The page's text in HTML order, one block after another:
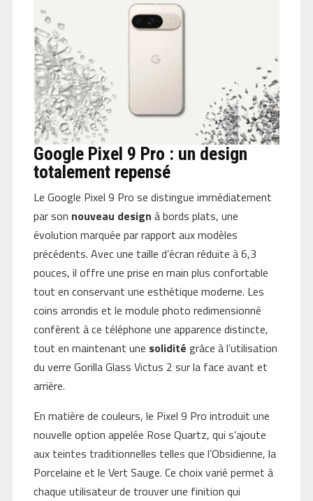
Google Pixel 9 Pro : un design
totalement repensé
Le Google Pixel 9 Pro se distingue immédiatement
par son nouveau design à bords plats, une
évolution marquée par rapport aux modèles
précédents. Avec une taille d’écran réduite à 6,3
pouces, il offre une prise en main plus confortable
tout en conservant une esthétique moderne. Les
coins arrondis et le module photo redimensionné
confèrent à ce téléphone une apparence distincte,
tout en maintenant une solidité grâce à l’utilisation
du verre Gorilla Glass Victus 2 sur la face avant et
arrière.
En matière de couleurs, le Pixel 9 Pro introduit une
nouvelle option appelée Rose Quartz, qui s’ajoute
aux teintes traditionnelles telles que l’Obsidienne, la
Porcelaine et le Vert Sauge. Ce choix varié permet à
chaque utilisateur de trouver une finition qui